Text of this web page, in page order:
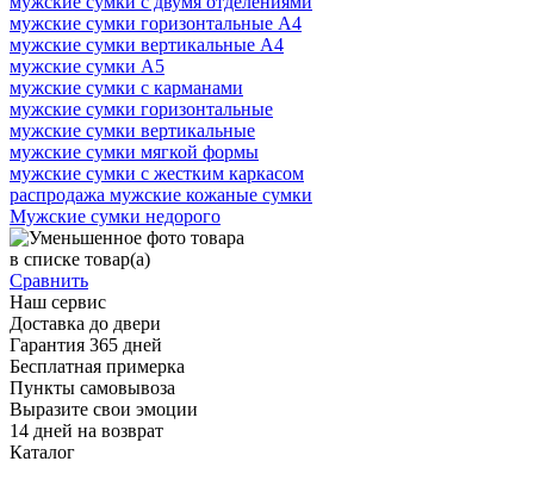
мужские сумки горизонтальные А4
мужские сумки вертикальные А4
мужские сумки А5
мужские сумки с карманами
мужские сумки горизонтальные
мужские сумки вертикальные
мужские сумки мягкой формы
мужские сумки с жестким каркасом
распродажа мужские кожаные сумки
Мужские сумки недорого
в списке товар(а)
Сравнить
Наш сервис
Доставка до двери
Гарантия 365 дней
Бесплатная примерка
Пункты самовывоза
Выразите свои эмоции
14 дней на возврат
Каталог